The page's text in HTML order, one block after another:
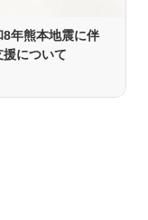
8年熊本地震に伴
援について